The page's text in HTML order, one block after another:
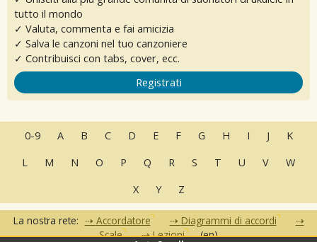
tutto il mondo
✓ Valuta, commenta e fai amicizia
✓ Salva le canzoni nel tuo canzoniere
✓ Contribuisci con tabs, cover, ecc.
Registrati
0-9 A B C D E F G H I J
K
L
M N O P Q R S T U V
W
X
Y Z
La nostra rete: Accordatore
Diagrammi di accordi
Scale
Lezioni (en)